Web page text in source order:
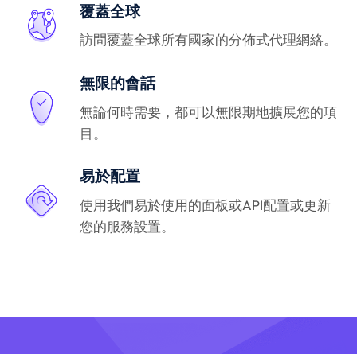
覆蓋全球
訪問覆蓋全球所有國家的分佈式代理網絡。
無限的會話
無論何時需要，都可以無限期地擴展您的項
目。
易於配置
使用我們易於使用的面板或API配置或更新
您的服務設置。